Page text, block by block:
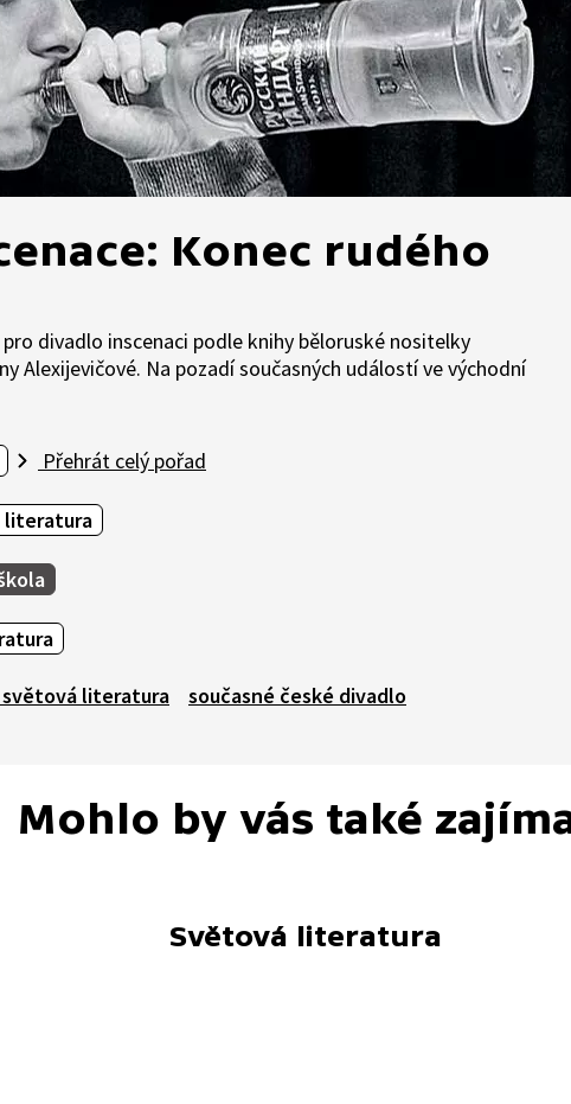
Konec rudého
divadlo inscenaci podle knihy běloruské nositelky
Alexijevičové. Na pozadí současných událostí ve východní
Přehrát celý pořad
literatura
světová literatura současné české divadlo
Mohlo by vás také
Světová literatura